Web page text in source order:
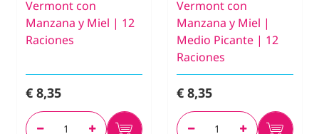
Vermont con
Manzana y Miel | 12
Raciones
€ 8,35
Vermont con
Manzana y Miel |
Medio Picante | 12
Raciones
€ 8,35